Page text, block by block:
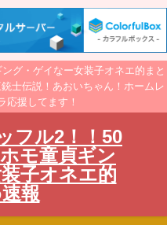
グ・ゲイなー女装子オネエ的まと
士伝説！あおいちゃん！ホームレ
応援してます！
フル2！！50
モ童貞ギン
子オネエ的
報